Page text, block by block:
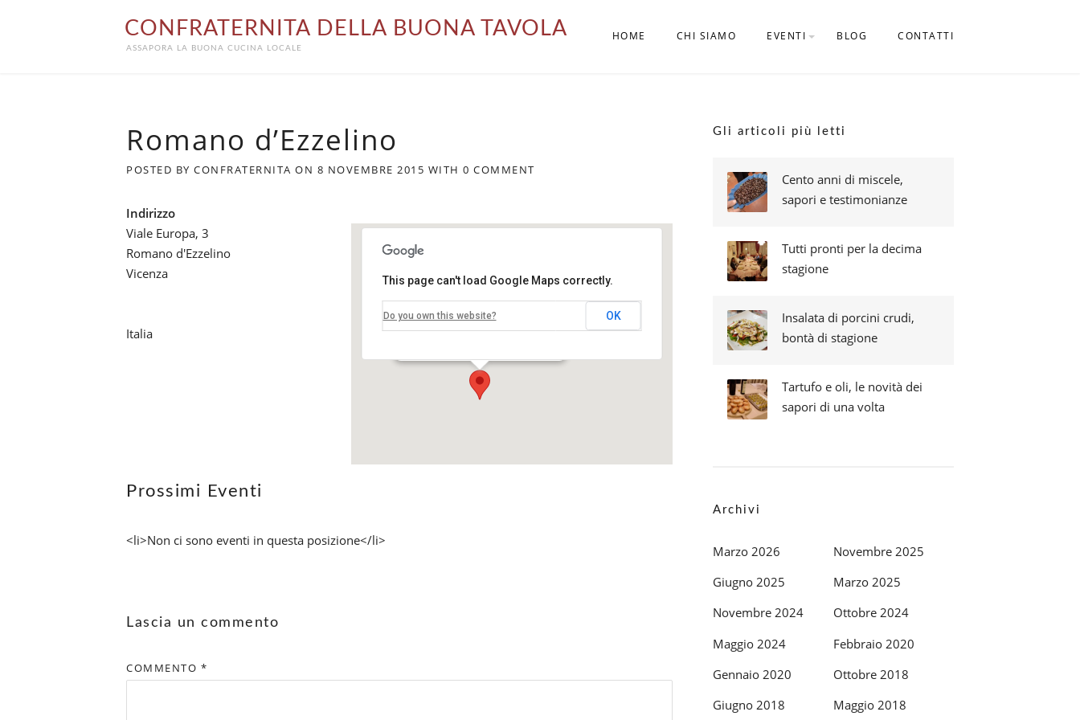
CONFRATERNITA DELLA BUONA TAVOLA
ASSAPORA LA BUONA CUCINA LOCALE
HOME CHI SIAMO EVENTI BLOG CONTATTI
Romano d’Ezzelino
POSTED BY CONFRATERNITA ON 8 NOVEMBRE 2015 WITH 0 COMMENT
Romano d'Ezzelino
Viale Europa, 3 - Romano d'Ezzelino
This page can't load Google Maps correctly.
Do you own this website? OK
Indirizzo
Viale Europa, 3
Romano d'Ezzelino
Vicenza
Italia
Prossimi Eventi
<li>Non ci sono eventi in questa posizione</li>
Lascia un commento
COMMENTO *
Gli articoli più letti
Cento anni di miscele,
sapori e testimonianze
Tutti pronti per la decima
stagione
Insalata di porcini crudi,
bontà di stagione
Tartufo e oli, le novità dei
sapori di una volta
Archivi
Marzo 2026
Novembre 2025
Giugno 2025
Marzo 2025
Novembre 2024
Ottobre 2024
Maggio 2024
Febbraio 2020
Gennaio 2020
Ottobre 2018
Giugno 2018
Maggio 2018